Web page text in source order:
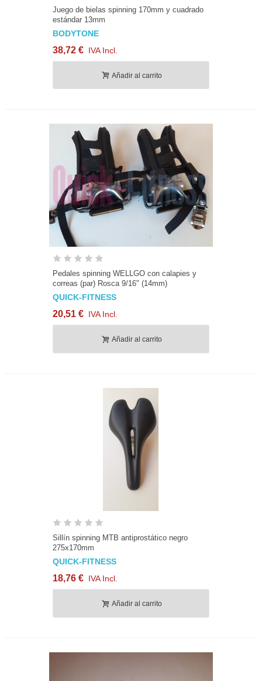
Juego de bielas spinning 170mm y cuadrado
estándar 13mm
BODYTONE
38,72 € IVA Incl.
Añadir al carrito
Pedales spinning WELLGO con calapies y
correas (par) Rosca 9/16" (14mm)
QUICK-FITNESS
20,51 € IVA Incl.
Añadir al carrito
Sillín spinning MTB antiprostático negro
275x170mm
QUICK-FITNESS
18,76 € IVA Incl.
Añadir al carrito